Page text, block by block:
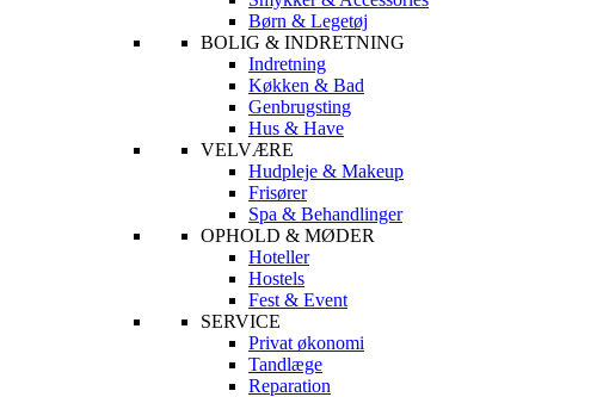
Børn & Legetøj
BOLIG & INDRETNING
Indretning
Køkken & Bad
Genbrugsting
Hus & Have
VELVÆRE
Hudpleje & Makeup
Frisører
Spa & Behandlinger
OPHOLD & MØDER
Hoteller
Hostels
Fest & Event
SERVICE
Privat økonomi
Tandlæge
Reparation